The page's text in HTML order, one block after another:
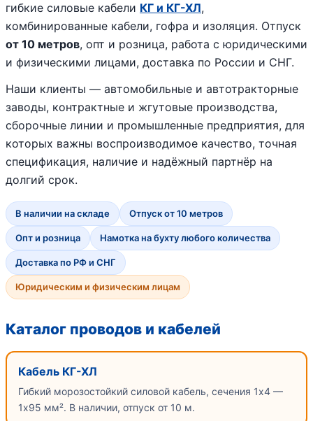
гибкие силовые кабели КГ и КГ-ХЛ,
комбинированные кабели, гофра и изоляция. Отпуск
от 10 метров, опт и розница, работа с юридическими
и физическими лицами, доставка по России и СНГ.
Наши клиенты — автомобильные и автотракторные
заводы, контрактные и жгутовые производства,
сборочные линии и промышленные предприятия, для
которых важны воспроизводимое качество, точная
спецификация, наличие и надёжный партнёр на
долгий срок.
В наличии на складе Отпуск от 10 метров
Опт и розница Намотка на бухту любого количества
Доставка по РФ и СНГ
Юридическим и физическим лицам
Каталог проводов и кабелей
Кабель КГ-ХЛ
Гибкий морозостойкий силовой кабель, сечения 1х4 —
1х95 мм². В наличии, отпуск от 10 м.